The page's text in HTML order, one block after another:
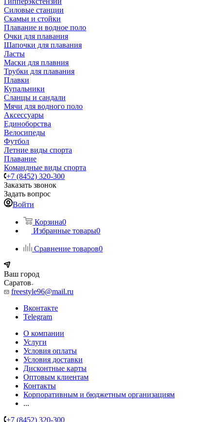
Силовые станции
Скамьи и стойки
Плавание и водное поло
Очки для плавания
Шапочки для плавания
Ласты
Маски для плавния
Трубки для плавания
Плавки
Купальники
Сланцы и сандали
Мячи для водного поло
Аксессуары
Единоборства
Велосипеды
Футбол
Летние виды спорта
Плавание
Командные виды спорта
+7 (8452) 320-300
Заказать звонок
Задать вопрос
Войти
Корзина0
Избранные товары0
Сравнение товаров0
Ваш город
Саратов
freestyle96@mail.ru
Вконтакте
Telegram
О компании
Услуги
Условия оплаты
Условия доставки
Дисконтные карты
Оптовым клиентам
Контакты
Корпоративным и бюджетным организациям
...
+7 (8452) 320-300